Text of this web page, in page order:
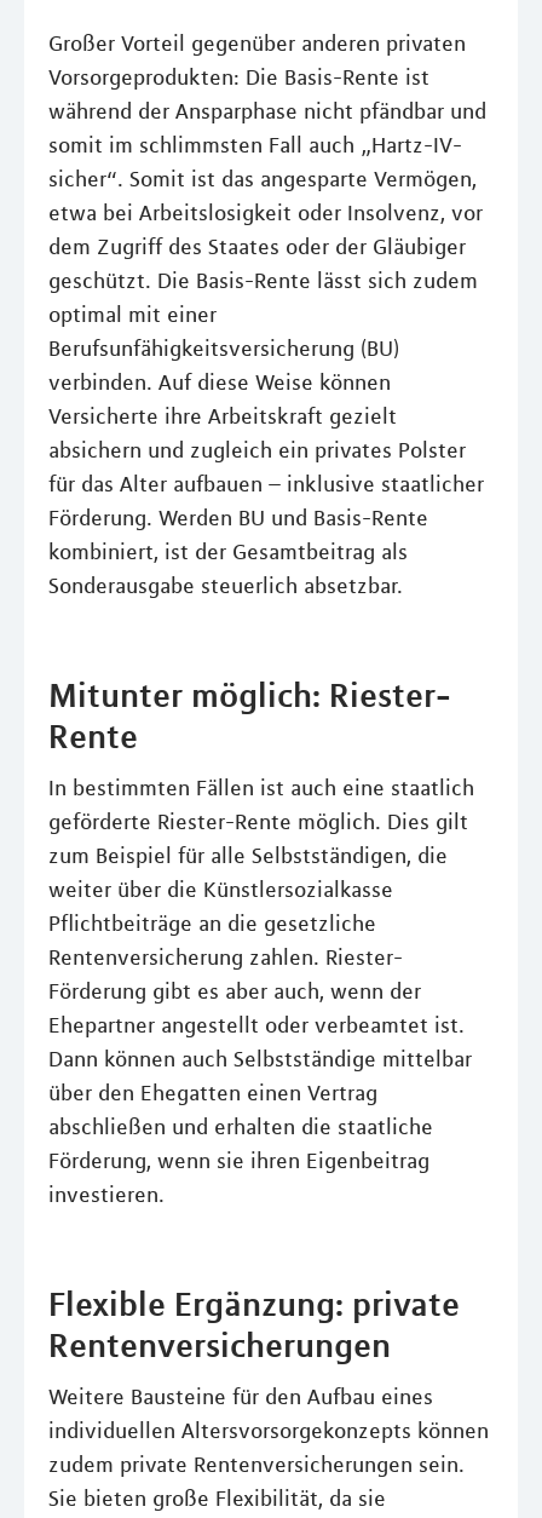
Großer Vorteil gegenüber anderen privaten
Vorsorgeprodukten: Die Basis-Rente ist
während der Ansparphase nicht pfändbar und
somit im schlimmsten Fall auch „Hartz-IV-
sicher“. Somit ist das angesparte Vermögen,
etwa bei Arbeitslosigkeit oder Insolvenz, vor
dem Zugriff des Staates oder der Gläubiger
geschützt. Die Basis-Rente lässt sich zudem
optimal mit einer
Berufsunfähigkeitsversicherung (BU)
verbinden. Auf diese Weise können
Versicherte ihre Arbeitskraft gezielt
absichern und zugleich ein privates Polster
für das Alter aufbauen – inklusive staatlicher
Förderung. Werden BU und Basis-Rente
kombiniert, ist der Gesamtbeitrag als
Sonderausgabe steuerlich absetzbar.
Mitunter möglich: Riester-
Rente
In bestimmten Fällen ist auch eine staatlich
geförderte Riester-Rente möglich. Dies gilt
zum Beispiel für alle Selbstständigen, die
weiter über die Künstlersozialkasse
Pflichtbeiträge an die gesetzliche
Rentenversicherung zahlen. Riester-
Förderung gibt es aber auch, wenn der
Ehepartner angestellt oder verbeamtet ist.
Dann können auch Selbstständige mittelbar
über den Ehegatten einen Vertrag
abschließen und erhalten die staatliche
Förderung, wenn sie ihren Eigenbeitrag
investieren.
Flexible Ergänzung: private
Rentenversicherungen
Weitere Bausteine für den Aufbau eines
individuellen Altersvorsorgekonzepts können
zudem private Rentenversicherungen sein.
Sie bieten große Flexibilität, da sie